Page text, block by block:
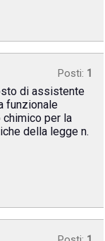
Posti: 1
di assistente
funzionale
per la
della legge n.